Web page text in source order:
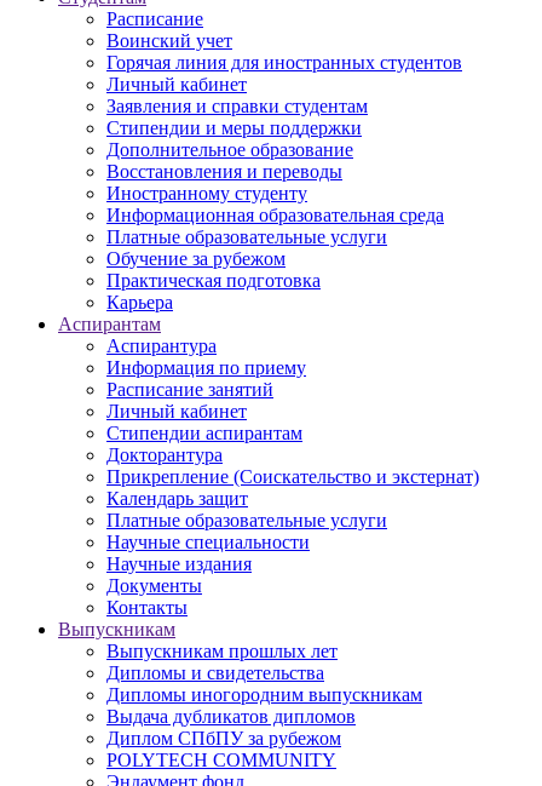
Расписание
Воинский учет
Горячая линия для иностранных студентов
Личный кабинет
Заявления и справки студентам
Стипендии и меры поддержки
Дополнительное образование
Восстановления и переводы
Иностранному студенту
Информационная образовательная среда
Платные образовательные услуги
Обучение за рубежом
Практическая подготовка
Карьера
Аспирантам
Аспирантура
Информация по приему
Расписание занятий
Личный кабинет
Стипендии аспирантам
Докторантура
Прикрепление (Соискательство и экстернат)
Календарь защит
Платные образовательные услуги
Научные специальности
Научные издания
Документы
Контакты
Выпускникам
Выпускникам прошлых лет
Дипломы и свидетельства
Дипломы иногородним выпускникам
Выдача дубликатов дипломов
Диплом СПбПУ за рубежом
POLYTECH COMMUNITY
Эндаумент фонд